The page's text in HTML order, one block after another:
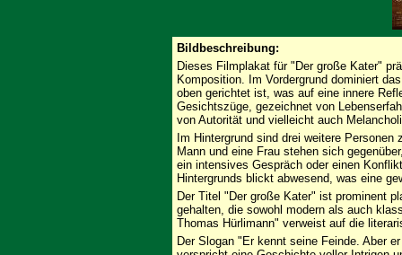
Bildbeschreibung:
Dieses Filmplakat für "Der große Kater"
Komposition. Im Vordergrund dominiert
oben gerichtet ist, was auf eine innere
Gesichtszüge, gezeichnet von
von Autorität und vielleicht auch
Im Hintergrund sind drei weitere
Mann und eine Frau stehen sich
ein intensives Gespräch oder einen
Hintergrunds blickt abwesend, was eine
Der Titel "Der große Kater" ist prominent
gehalten, die sowohl modern als auch
Thomas Hürlimann" verweist auf die
Der Slogan "Er kennt seine Feinde. Aber